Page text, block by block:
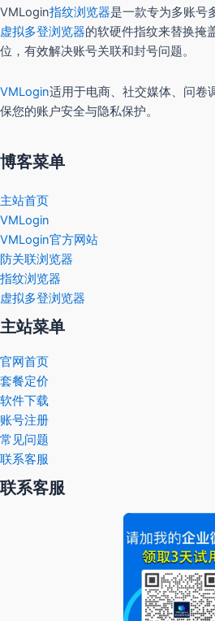
VMLogin指纹浏览器是一款专为多账号
虚拟多登浏览器的软硬件指纹来替换掩
位，有效解决账号关联和封号问题。
VMLogin适用于电商、社交媒体、问卷
保您的账户安全与隐私保护。
博客菜单
主站首页
VMLogin
VMLogin官方网站
防关联浏览器
指纹浏览器
虚拟多登浏览器
主站菜单
官网首页
套餐定价
软件下载
账号注册
常见问题
联系客服
联系客服